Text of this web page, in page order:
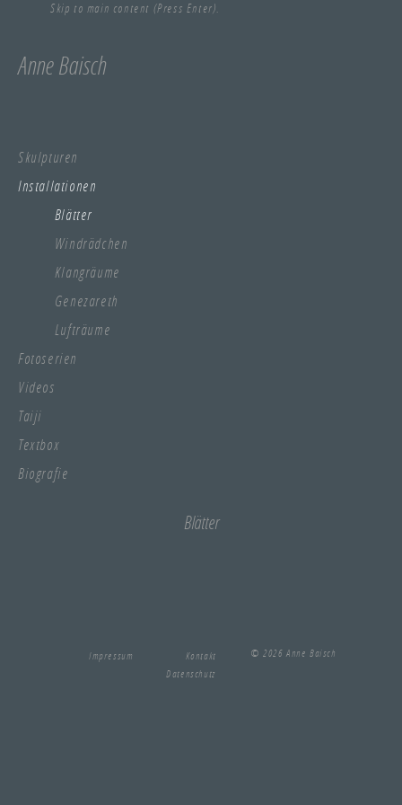
Skip to main content (Press Enter).
Anne Baisch
Skulpturen
Installationen
Blätter
Windrädchen
Klangräume
Genezareth
Lufträume
Fotoserien
Videos
Taiji
Textbox
Biografie
Blätter
Kontakt
Impressum
Datenschutz
© 2026 Anne Baisch